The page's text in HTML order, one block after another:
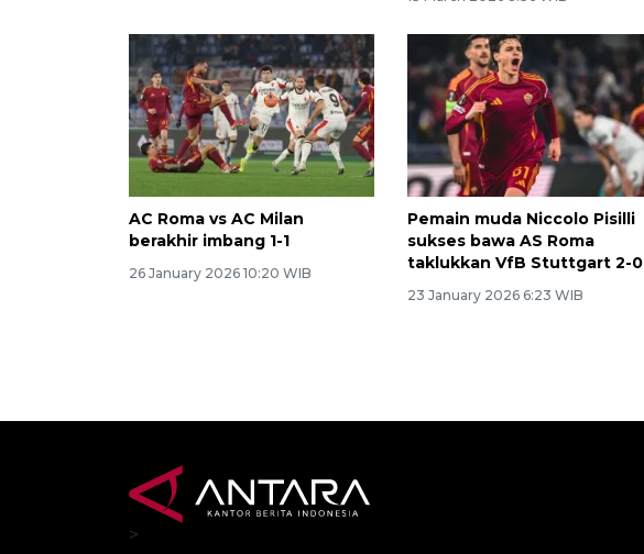
AC Roma vs AC Milan
berakhir imbang 1-1
26 January 2026 10:20 WIB
Pemain muda Niccolo Pisilli
sukses bawa AS Roma
taklukkan VfB Stuttgart 2-0
23 January 2026 6:23 WIB
>